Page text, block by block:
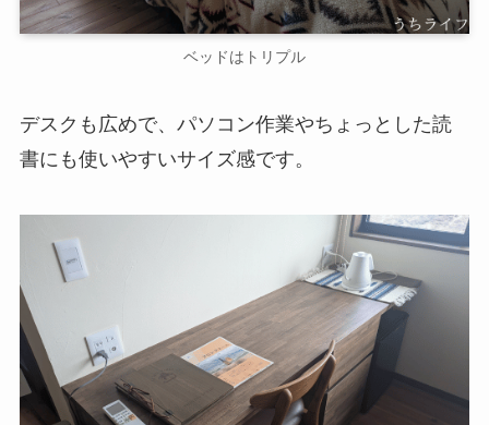
ベッドはトリプル
デスクも広めで、パソコン作業やちょっとした読
書にも使いやすいサイズ感です。